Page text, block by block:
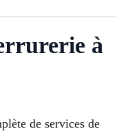
à
de services de